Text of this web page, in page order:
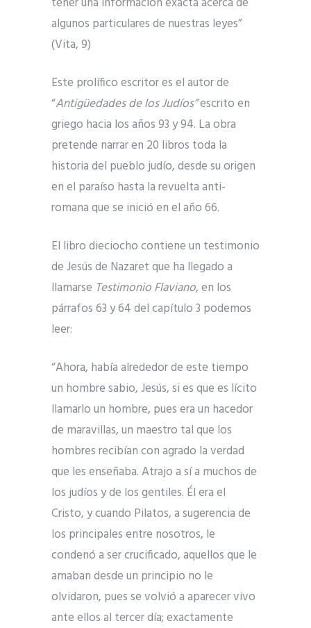
algunos particulares de nuestras leyes”
(Vita, 9)
Este prolífico escritor es el autor de
“Antigüedades de los Judíos”escrito en
griego hacia los años 93 y 94. La obra
pretende narrar en 20 libros toda la
historia del pueblo judío, desde su origen
en el paraíso hasta la revuelta anti-
romana que se inició en el año 66.
El libro dieciocho contiene un testimonio
de Jesús de Nazaret que ha llegado a
llamarse Testimonio Flaviano, en los
párrafos 63 y 64 del capítulo 3 podemos
leer:
“Ahora, había alrededor de este tiempo
un hombre sabio, Jesús, si es que es lícito
llamarlo un hombre, pues era un hacedor
de maravillas, un maestro tal que los
hombres recibían con agrado la verdad
que les enseñaba. Atrajo a sí a muchos de
los judíos y de los gentiles. Él era el
Cristo, y cuando Pilatos, a sugerencia de
los principales entre nosotros, le
condenó a ser crucificado, aquellos que le
amaban desde un principio no le
olvidaron, pues se volvió a aparecer vivo
ante ellos al tercer día; exactamente